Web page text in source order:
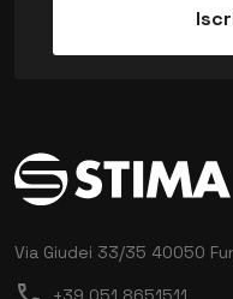
Via Giudei 33/35 40050